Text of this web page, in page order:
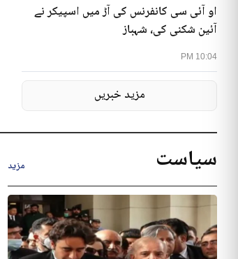
10:04 PM
او آئی سی کانفرنس کی آڑ میں اسپیکر نے
آئین شکنی کی، شہباز
مزید خبریں
سیاست مزید